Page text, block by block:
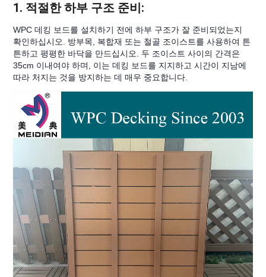
1. 적절한 하부 구조 준비:
WPC 데킹 보드를 설치하기 전에 하부 구조가 잘 준비되었는지
확인하십시오. 방부목, 복합재 또는 철골 조이스트를 사용하여 튼
튼하고 평평한 바닥을 만드십시오. 두 조이스트 사이의 간격은
35cm 이내여야 하며, 이는 데킹 보드를 지지하고 시간이 지남에
따라 처지는 것을 방지하는 데 매우 중요합니다.